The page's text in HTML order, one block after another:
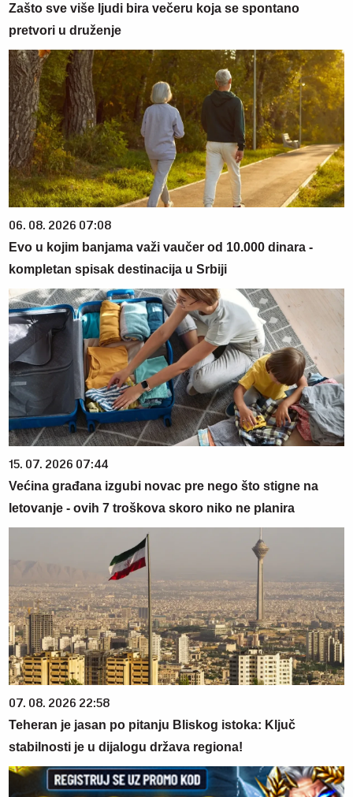
Zašto sve više ljudi bira večeru koja se spontano
pretvori u druženje
06. 08. 2026 07:08
Evo u kojim banjama važi vaučer od 10.000 dinara -
kompletan spisak destinacija u Srbiji
15. 07. 2026 07:44
Većina građana izgubi novac pre nego što stigne na
letovanje - ovih 7 troškova skoro niko ne planira
07. 08. 2026 22:58
Teheran je jasan po pitanju Bliskog istoka: Ključ
stabilnosti je u dijalogu država regiona!